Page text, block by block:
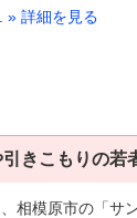
» 詳細を見る
きこもりの若
相模原市の「サ